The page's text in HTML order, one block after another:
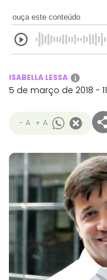
ouça este conteúdo
ISABELLA LESSA i
5 de março de 2018 -
- A + A